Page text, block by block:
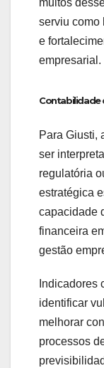
serviu como
e
empresarial.
Contabilidade
Para Giusti,
ser
regulatória
estratégica
capacidade
financeira
gestão
Indicadores
identificar
melhorar
processos